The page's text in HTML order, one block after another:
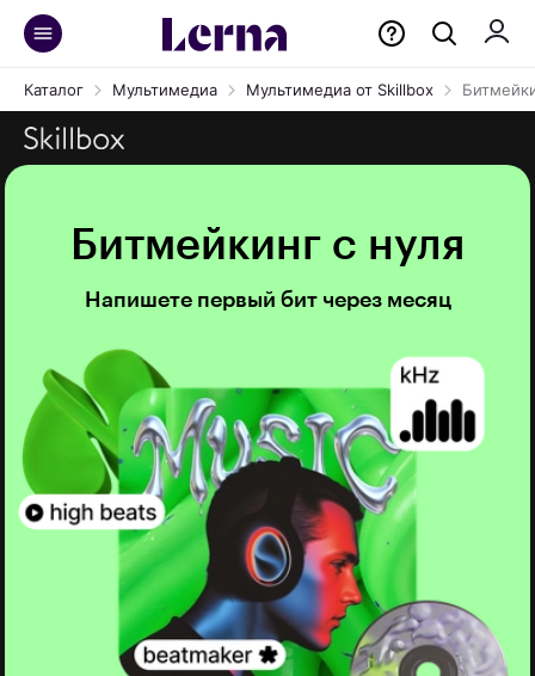
Каталог Мультимедиа Мультимедиа от Skillbox
Битмейкинг с нуля
Напишете первый бит через месяц